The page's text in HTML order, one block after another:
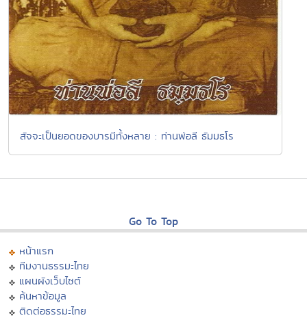
สัจจะเป็นยอดของบารมีทั้งหลาย : ท่านพ่อลี ธัมมธโร
Go To Top
หน้าแรก
ทีมงานธรรมะไทย
แผนผังเว็บไซต์
ค้นหาข้อมูล
ติดต่อธรรมะไทย